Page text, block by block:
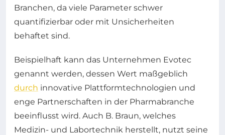
Branchen, da viele Parameter schwer
quantifizierbar oder mit Unsicherheiten
behaftet sind.
Beispielhaft kann das Unternehmen Evotec
genannt werden, dessen Wert maßgeblich
durch innovative Plattformtechnologien und
enge Partnerschaften in der Pharmabranche
beeinflusst wird. Auch B. Braun, welches
Medizin- und Labortechnik herstellt, nutzt seine